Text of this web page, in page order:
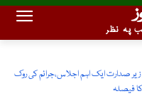
پہ نظر
زیر صدارت ایک اہم اجلاس،جرائم کی روک
فیصلہ